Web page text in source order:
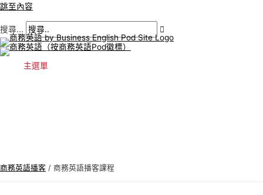
跳至內容
搜尋...
主選單
商務英語播客 / 商務英語播客課程